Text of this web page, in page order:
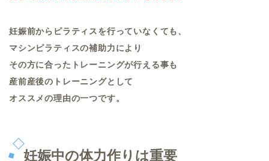
妊娠前からピラティスを行っていなくても、
マシンピラティスの補助力により
その方に合ったトレーニングが行える事も
産前産後のトレーニングとして
オススメの理由の一つです。
妊娠中の体力作りは重要